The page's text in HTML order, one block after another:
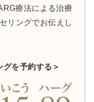
療法による治療
リングでお伝えし
グを予約する＞